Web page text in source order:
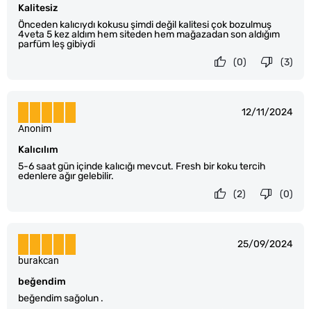
Kalitesiz
Önceden kalıcıydı kokusu şimdi değil kalitesi çok bozulmuş
4veta 5 kez aldım hem siteden hem mağazadan son aldığım
parfüm leş gibiydi
(3)
(0)
12/11/2024
Kalıcılım
5-6 saat gün içinde kalıcığı mevcut. Fresh bir koku tercih
edenlere ağır gelebilir.
Anonim
(0)
(2)
25/09/2024
beğendim
beğendim sağolun .
burakcan